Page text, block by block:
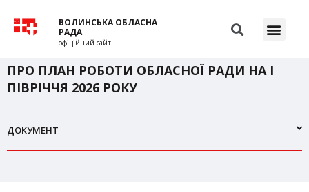
ВОЛИНСЬКА ОБЛАСНА
РАДА
офіційний сайт
ПРО ПЛАН РОБОТИ ОБЛАСНОЇ РАДИ НА І
ПІВРІЧЧЯ 2026 РОКУ
ДОКУМЕНТ